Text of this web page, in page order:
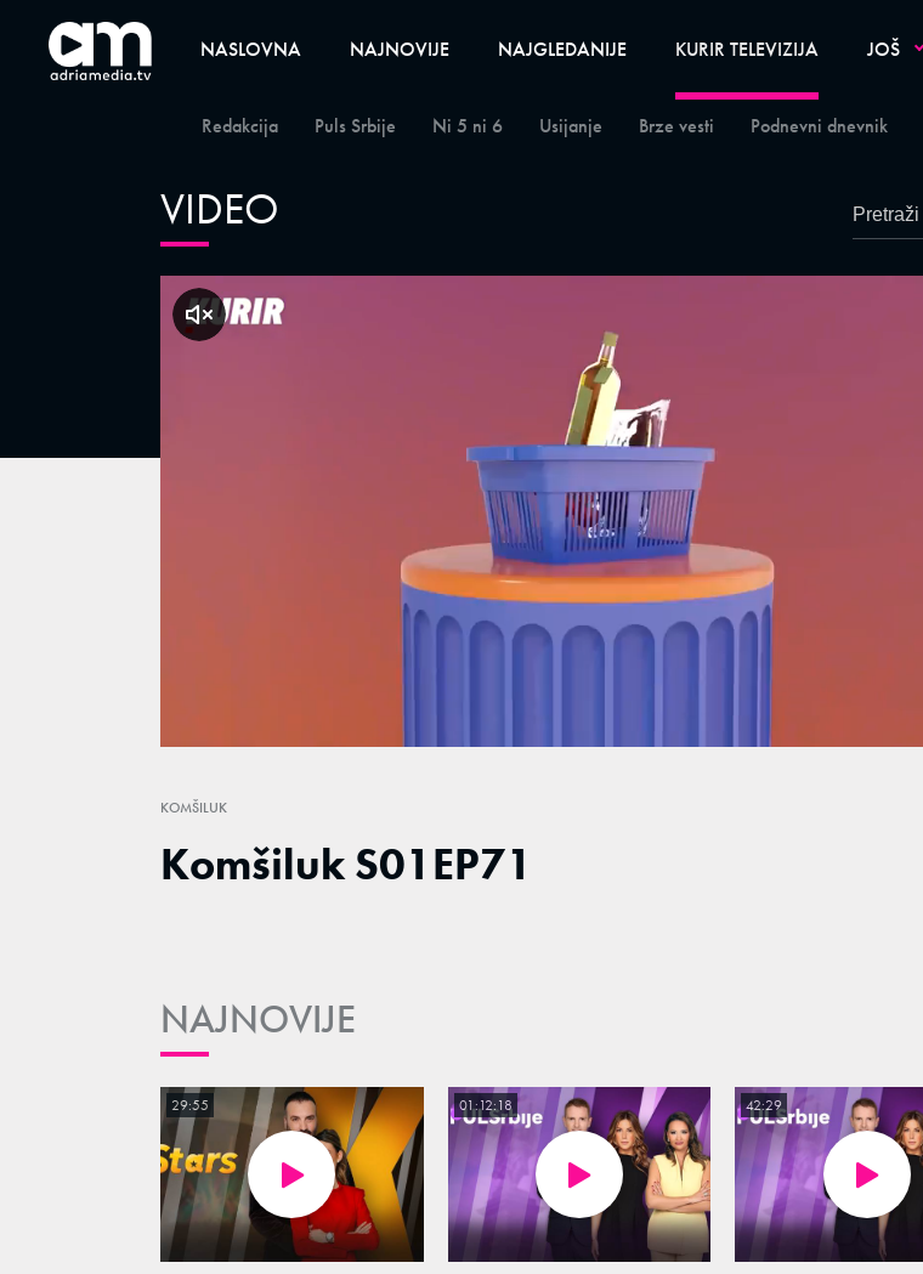
NASLOVNA NAJNOVIJE NAJGLEDANIJE KURIR TELEVIZIJA
Redakcija Puls Srbije Ni 5 ni 6 Usijanje Brze vesti Podnevni dnevnik
JOŠ
VIDEO
Unmute
klikni za zvuk
KOMŠILUK
Komšiluk S01EP71
NAJNOVIJE
29:55 01:12:18 42:29